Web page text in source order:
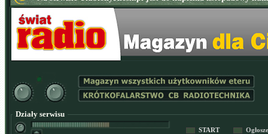
Działy serwisu
START